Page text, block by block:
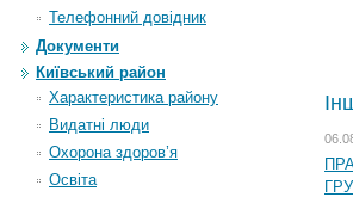
Телефонний довідник
Документи
Київський район
Характеристика району
Видатні люди
Охорона здоров’я
Освіта